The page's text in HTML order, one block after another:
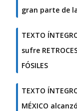
gran parte de la
TEXTO
sufre
FÓSILES
TEXTO
MÉXICO